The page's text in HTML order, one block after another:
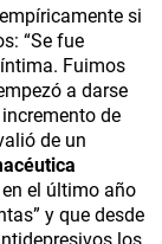
si
“Se fue
Fuimos
a darse
de
de un
el último año
y que desde
los